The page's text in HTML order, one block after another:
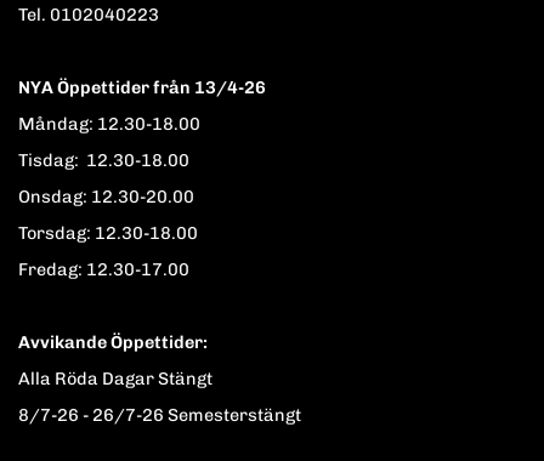
Tel. 0102040223
NYA Öppettider från 13/4-26
Måndag: 12.30-18.00
Tisdag: 12.30-18.00
Onsdag: 12.30-20.00
Torsdag: 12.30-18.00
Fredag: 12.30-17.00
Avvikande Öppettider:
Alla Röda Dagar Stängt
8/7-26 - 26/7-26 Semesterstängt